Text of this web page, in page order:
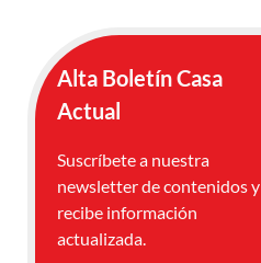
Alta Boletín Casa
Actual
Suscríbete a nuestra
newsletter de contenidos y
recibe información
actualizada.